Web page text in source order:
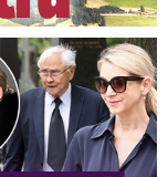
i dceru